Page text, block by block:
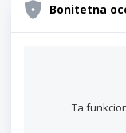
Bonitetna
Ta